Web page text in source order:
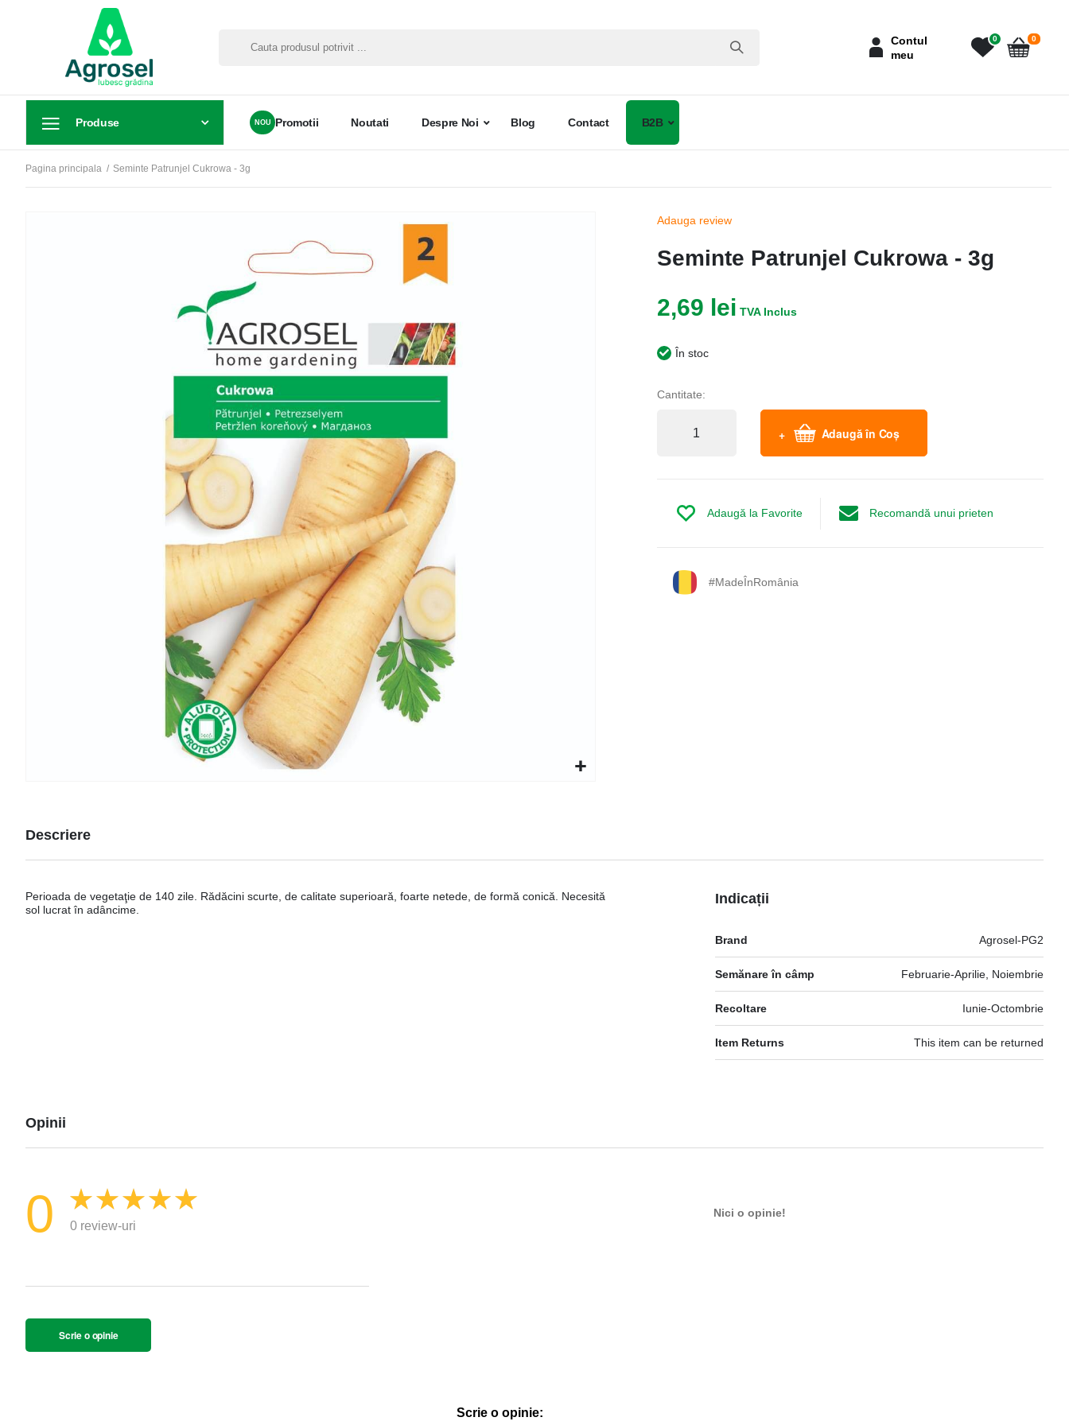
Contul
meu
0
Cart
0articole
Produse Promotii Noutati Despre Noi Blog Contact B2B
Pagina principala Seminte Patrunjel Cukrowa - 3g
Adauga review
Seminte Patrunjel Cukrowa - 3g
2,69 lei
În stoc
Cantitate:
Adaugă în Coș
Recomandă unui prieten
Adaugă la Favorite
#MadeÎnRomânia
Descriere
Perioada de vegetaţie de 140 zile. Rădăcini scurte, de calitate superioară, foarte netede, de formă conică. Necesită
sol lucrat în adâncime.
Indicații
Brand Agrosel-PG2
Semănare în câmp Februarie-Aprilie, Noiembrie
Recoltare Iunie-Octombrie
Item Returns This item can be returned
Opinii
0 0 review-uri
Scrie o opinie
Nici o opinie!
Scrie o opinie: